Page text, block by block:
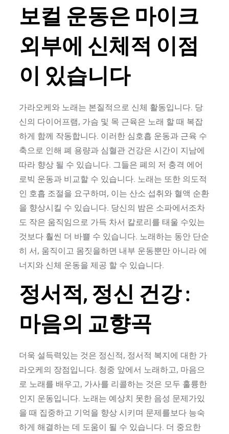
보컬 운동은 마이크
외부에 신체적 이점
이 있습니다
가라오케와 노래는 본질적으로 신체 활동입니다. 당
신의 다이어프램, 가슴 및 목 근육은 노래 할 때 복잡
하게 함께 작동합니다. 이러한 심호흡 운동과 근육 수
축으로 인해 폐 용량과 심혈관 건강은 시간이 지남에
따라 향상 될 수 있습니다. 그들은 폐의 저 충격 에어
로빅 운동과 비교할 수 있습니다. 노래는 또한 의도적
인 호흡 조절을 요구하며, 이는 산소 섭취와 혈액 순환
을 향상시킬 수 있습니다. 당신의 밤은 소파에서조차
도 작은 움직임으로 가득 차서 칼로리를 태울 수있는
것보다 훨씬 더 바쁠 수 있습니다. 노래하는 동안 단순
히 서, 움직이고 몸짓을하면 내부 운동뿐만 아니라 에
너지와 신체 운동을 제공 할 수 있습니다.
정서적, 정신 건강 :
마음의 교향곡
더욱 설득력있는 것은 정신적, 정서적 복지에 대한 가
라오케의 장점입니다. 청중 앞에서 노래하고, 마음으
로 노래를 배우고, 가사를 리콜하는 것은 모두 훌륭한
인지 운동입니다. 노래는 예상치 못한 음성 문제가있
을 때 집중하고 기억을 향상 시키며 문제를보다 능숙
하게 해결하는 데 도움이 될 수 있습니다. 더 중요한